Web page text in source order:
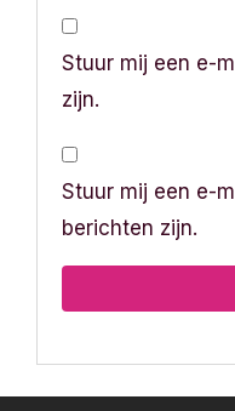
Stuur mij een e-
zijn.
Stuur mij een e-
berichten zijn.